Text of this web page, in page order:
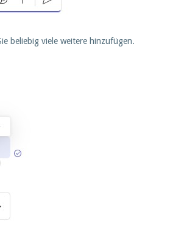
beliebig viele weitere hinzufügen.